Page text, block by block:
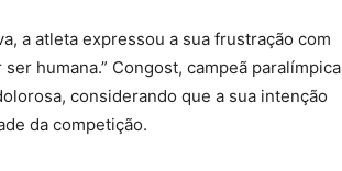
a atleta expressou a sua frustração com
humana.” Congost, campeã paralímpica
considerando que a sua intenção
da competição.